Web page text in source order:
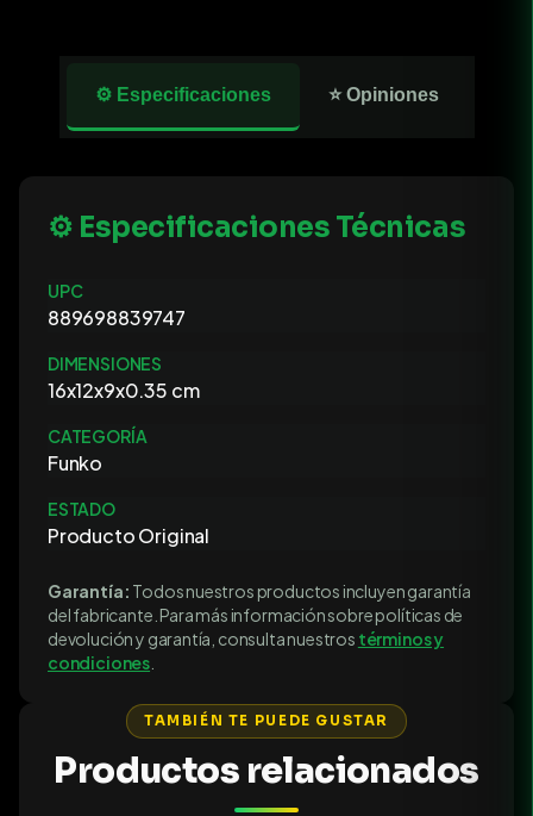
⚙️ Especificaciones ⭐ Opiniones
⚙️ Especificaciones Técnicas
UPC
889698839747
DIMENSIONES
16x12x9x0.35 cm
CATEGORÍA
Funko
ESTADO
Producto Original
Garantía: Todos nuestros productos incluyen garantía
del fabricante. Para más información sobre políticas de
devolución y garantía, consulta nuestros términos y
condiciones
TAMBIÉN TE PUEDE GUSTAR
Productos relacionados